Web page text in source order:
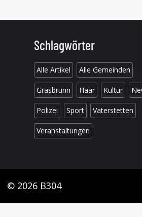
Schlagwörter
Alle Artikel Alle Gemeinden
Grasbrunn Haar Kultur
Polizei Sport Vaterstetten
Veranstaltungen
© 2026 B304